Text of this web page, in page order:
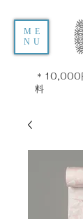
ME
NU
＊10,000
料